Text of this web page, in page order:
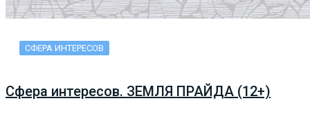
СФЕРА ИНТЕРЕСОВ
Сфера интересов. ЗЕМЛЯ ПРАЙДА (12+)